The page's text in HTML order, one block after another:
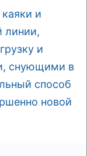
и
линии,
и
снующими в
способ
новой